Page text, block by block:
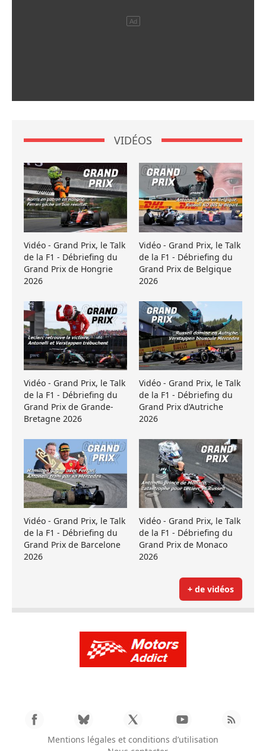
VIDÉOS
Vidéo - Grand Prix, le Talk
de la F1 - Débriefing du
Grand Prix de Hongrie
2026
Vidéo - Grand Prix, le Talk
de la F1 - Débriefing du
Grand Prix de Belgique
2026
Vidéo - Grand Prix, le Talk
de la F1 - Débriefing du
Grand Prix de Grande-
Bretagne 2026
Vidéo - Grand Prix, le Talk
de la F1 - Débriefing du
Grand Prix d’Autriche
2026
Vidéo - Grand Prix, le Talk
de la F1 - Débriefing du
Grand Prix de Barcelone
2026
Vidéo - Grand Prix, le Talk
de la F1 - Débriefing du
Grand Prix de Monaco
2026
+ de vidéos
Mentions légales et conditions d’utilisation